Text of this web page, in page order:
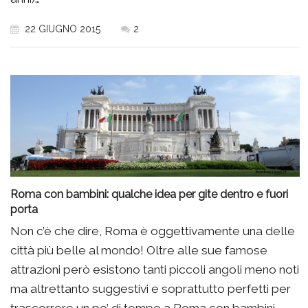
22 GIUGNO 2015 2
Roma con bambini: qualche idea per gite dentro e fuori
porta
Non c’è che dire, Roma è oggettivamente una delle
città più belle al mondo! Oltre alle sue famose
attrazioni però esistono tanti piccoli angoli meno noti
ma altrettanto suggestivi e soprattutto perfetti per